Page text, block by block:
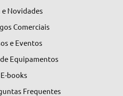
e Novidades
Comerciais
e Eventos
Equipamentos
E-books
Frequentes